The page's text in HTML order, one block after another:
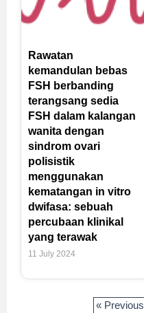
Rawatan
kemandulan bebas
FSH berbanding
terangsang sedia
FSH dalam kalangan
wanita dengan
sindrom ovari
polisistik
menggunakan
kematangan in vitro
dwifasa: sebuah
percubaan klinikal
yang terawak
11 July 2024
« Previous